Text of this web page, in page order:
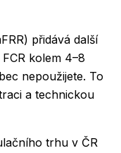
přidává další
kolem 4–8
nepoužijete. To
a technickou
trhu v ČR